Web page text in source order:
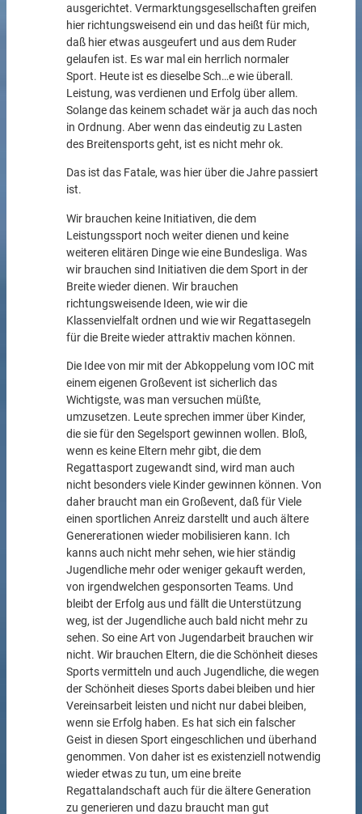
ausgerichtet. Vermarktungsgesellschaften greifen
hier richtungsweisend ein und das heißt für mich,
daß hier etwas ausgeufert und aus dem Ruder
gelaufen ist. Es war mal ein herrlich normaler
Sport. Heute ist es dieselbe Sch…e wie überall.
Leistung, was verdienen und Erfolg über allem.
Solange das keinem schadet wär ja auch das noch
in Ordnung. Aber wenn das eindeutig zu Lasten
des Breitensports geht, ist es nicht mehr ok.
Das ist das Fatale, was hier über die Jahre passiert
ist.
Wir brauchen keine Initiativen, die dem
Leistungssport noch weiter dienen und keine
weiteren elitären Dinge wie eine Bundesliga. Was
wir brauchen sind Initiativen die dem Sport in der
Breite wieder dienen. Wir brauchen
richtungsweisende Ideen, wie wir die
Klassenvielfalt ordnen und wie wir Regattasegeln
für die Breite wieder attraktiv machen können.
Die Idee von mir mit der Abkoppelung vom IOC mit
einem eigenen Großevent ist sicherlich das
Wichtigste, was man versuchen müßte,
umzusetzen. Leute sprechen immer über Kinder,
die sie für den Segelsport gewinnen wollen. Bloß,
wenn es keine Eltern mehr gibt, die dem
Regattasport zugewandt sind, wird man auch
nicht besonders viele Kinder gewinnen können. Von
daher braucht man ein Großevent, daß für Viele
einen sportlichen Anreiz darstellt und auch ältere
Genererationen wieder mobilisieren kann. Ich
kanns auch nicht mehr sehen, wie hier ständig
Jugendliche mehr oder weniger gekauft werden,
von irgendwelchen gesponsorten Teams. Und
bleibt der Erfolg aus und fällt die Unterstützung
weg, ist der Jugendliche auch bald nicht mehr zu
sehen. So eine Art von Jugendarbeit brauchen wir
nicht. Wir brauchen Eltern, die die Schönheit dieses
Sports vermitteln und auch Jugendliche, die wegen
der Schönheit dieses Sports dabei bleiben und hier
Vereinsarbeit leisten und nicht nur dabei bleiben,
wenn sie Erfolg haben. Es hat sich ein falscher
Geist in diesen Sport eingeschlichen und überhand
genommen. Von daher ist es existenziell notwendig
wieder etwas zu tun, um eine breite
Regattalandschaft auch für die ältere Generation
zu generieren und dazu braucht man gut